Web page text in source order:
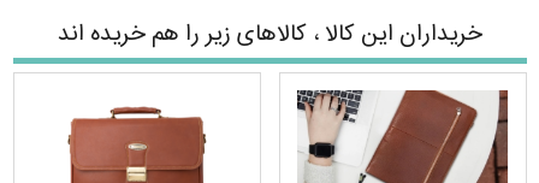
خریداران این کالا ، کالاهای زیر را هم خریده اند